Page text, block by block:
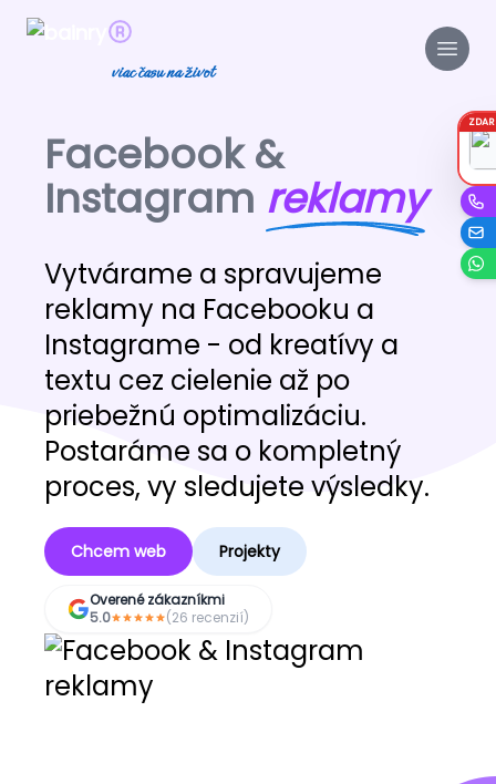
viac času na život
Facebook &
Instagram reklamy
Vytvárame a spravujeme
reklamy na Facebooku a
Instagrame - od kreatívy a
textu cez cielenie až po
priebežnú optimalizáciu.
Postaráme sa o kompletný
proces, vy sledujete výsledky.
Chcem web Projekty
Overené zákazníkmi
5.0
(26 recenzií)